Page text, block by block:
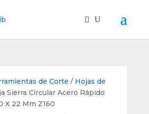
de Corte / Hojas de
Sierra Circular Acero Rápido
X 22 Mm Z160